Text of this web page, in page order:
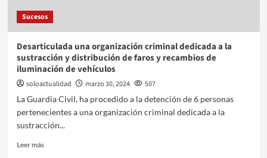
Sucesos
Desarticulada una organización criminal dedicada a la
sustracción y distribución de faros y recambios de
iluminación de vehículos
soloactualidad marzo 30, 2024
507
La Guardia Civil, ha procedido a la detención de 6 personas
pertenecientes a una organización criminal dedicada a la
sustracción...
Leer más